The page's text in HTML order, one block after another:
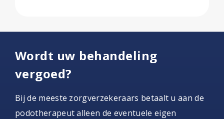
Wordt uw behandeling
vergoed?
Bij de meeste zorgverzekeraars betaalt u aan de
podotherapeut alleen de eventuele eigen